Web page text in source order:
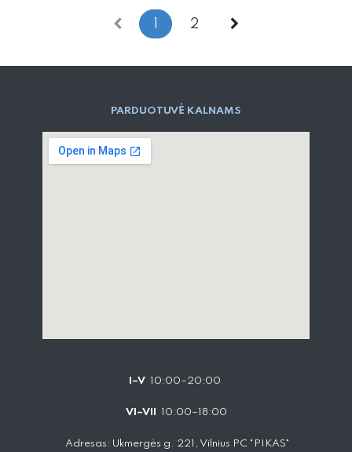
2
PARD​UOTUVĖ​ KALNAMS
I–V 10:00–20:00
VI–VII 10:00–18:00
Adresas: Ukmergės g. 221, Vilnius PC "PIKAS"